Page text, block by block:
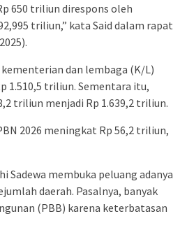
650 triliun direspons oleh
triliun,” kata Said dalam rapat
dan lembaga (K/L)
1.510,5 triliun. Sementara itu,
triliun menjadi Rp 1.639,2 triliun.
2026 meningkat Rp 56,2 triliun,
Sadewa membuka peluang adanya
daerah. Pasalnya, banyak
(PBB) karena keterbatasan